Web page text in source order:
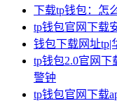
下载tp钱包：怎
tp钱包官网下载
钱包下载网址tp|
tp钱包2.0官网
警钟
tp钱包官网下载